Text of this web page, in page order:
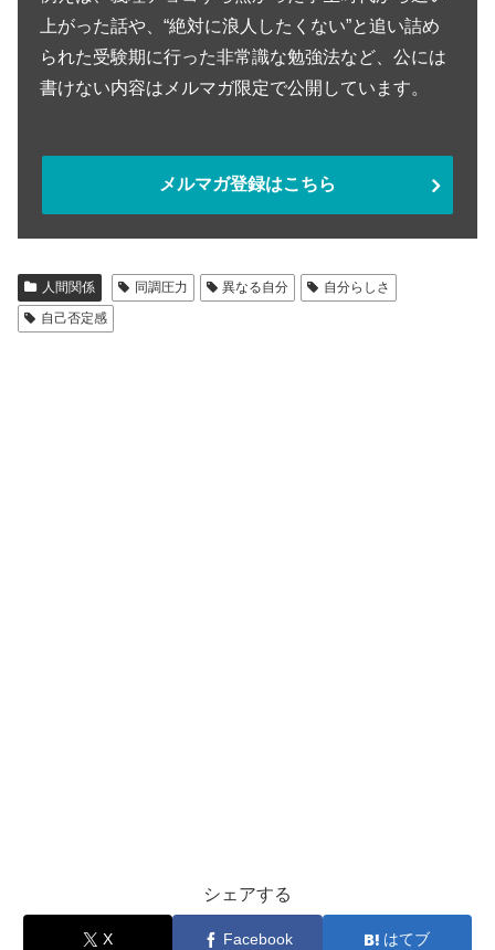
上がった話や、“絶対に浪人したくない”と追い詰め
られた受験期に行った非常識な勉強法など、公には
書けない内容はメルマガ限定で公開しています。
メルマガ登録はこちら
人間関係 同調圧力 異なる自分
自分らしさ
自己否定感
シェアする
X Facebook はてブ